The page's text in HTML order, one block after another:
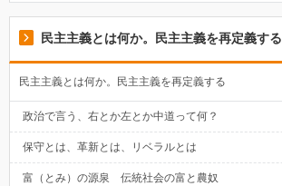
民主主義とは何か。民主主義を再定義する
民主主義とは何か。民主主義を再定義する
政治で言う、右とか左とか中道って何？
保守とは、革新とは、リベラルとは
富（とみ）の源泉 伝統社会の富と農奴